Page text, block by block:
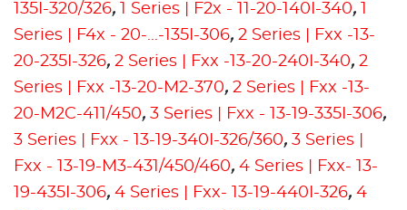
135I-320/326, 1 Series | F2x - 11-20-140I-340,
Series | F4x - 20-...-135I-306, 2 Series | Fxx -13-
20-235I-326, 2 Series | Fxx -13-20-240I-340, 2
Series | Fxx -13-20-M2-370, 2 Series | Fxx -13-
20-M2C-411/450, 3 Series | Fxx - 13-19-335I-306,
3 Series | Fxx - 13-19-340I-326/360, 3 Series |
Fxx - 13-19-M3-431/450/460, 4 Series | Fxx- 13-
19-435I-306, 4 Series | Fxx- 13-19-440I-326, 4